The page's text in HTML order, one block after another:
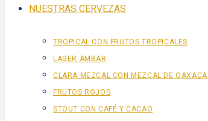
NUESTRAS CERVEZAS
TROPICAL CON FRUTOS TROPICALES
LAGER ÁMBAR
CLARA MEZCAL CON MEZCAL DE OAXACA
FRUTOS ROJOS
STOUT CON CAFÉ Y CACAO